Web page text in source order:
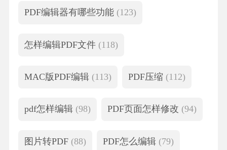
PDF编辑器有哪些功能 (123)
怎样编辑PDF文件 (118)
MAC版PDF编辑 (113) PDF压缩 (112)
pdf怎样编辑 (98) PDF页面怎样修改 (94)
图片转PDF (88) PDF怎么编辑 (79)